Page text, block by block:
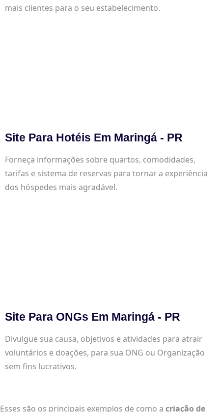
mais clientes para o seu estabelecimento.
Site Para Hotéis Em Maringá - PR
Forneça informações sobre quartos, comodidades,
tarifas e sistema de reservas para tornar a experiência
dos hóspedes mais agradável.
Site Para ONGs Em Maringá - PR
Divulgue sua causa, objetivos e atividades para atrair
voluntários e doações, para sua ONG ou Organização
sem fins lucrativos.
Esses são os principais exemplos de como a criação de